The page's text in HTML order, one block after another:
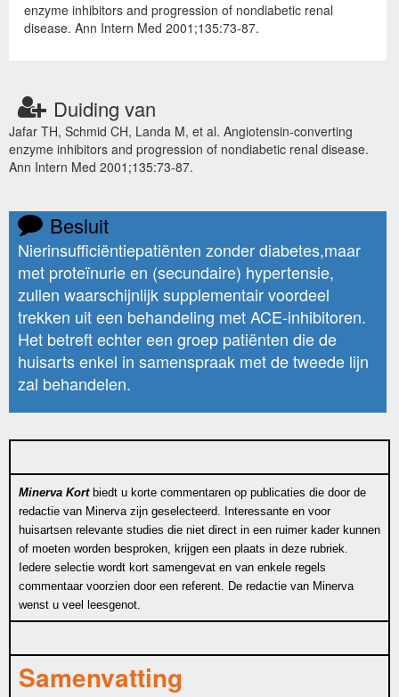
enzyme inhibitors and progression of nondiabetic renal
disease. Ann Intern Med 2001;135:73-87.
Duiding van
Jafar TH, Schmid CH, Landa M, et al. Angiotensin-converting
enzyme inhibitors and progression of nondiabetic renal disease.
Ann Intern Med 2001;135:73-87.
Besluit
Nierinsufficiëntiepatiënten zonder diabetes,maar
met proteïnurie en (secundaire) hypertensie,
zullen waarschijnlijk supplementair voordeel
trekken uit een behandeling met ACE-inhibitoren.
Het betreft echter een groep patiënten die de
huisarts enkel in samenspraak met de tweede lijn
zal behandelen.
Minerva Kort biedt u korte commentaren op publicaties die door de
redactie van Minerva zijn geselecteerd. Interessante en voor
huisartsen relevante studies die niet direct in een ruimer kader kunnen
of moeten worden besproken, krijgen een plaats in deze rubriek.
Iedere selectie wordt kort samengevat en van enkele regels
commentaar voorzien door een referent. De redactie van Minerva
wenst u veel leesgenot.
Samenvatting